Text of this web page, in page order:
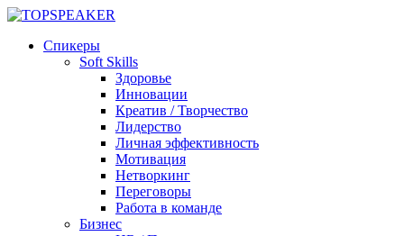
Спикеры
Soft Skills
Здоровье
Инновации
Креатив / Творчество
Лидерство
Личная эффективность
Мотивация
Нетворкинг
Переговоры
Работа в команде
Бизнес